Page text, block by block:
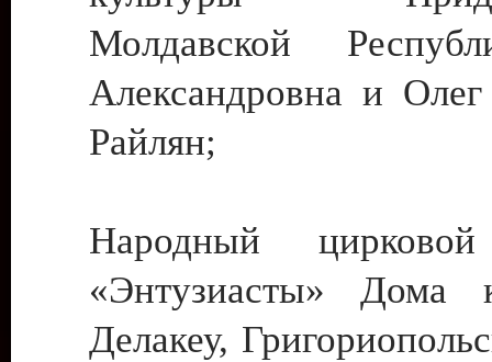
Молдавской
Александровна и
Райлян;
Народный цирковой
«Энтузиасты» Дома
Делакеу,